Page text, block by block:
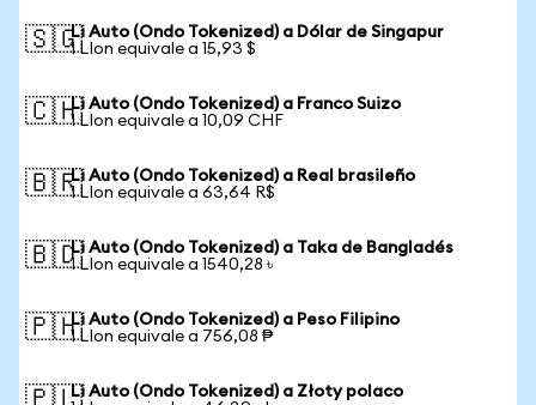
🇸🇬Li Auto (Ondo Tokenized) a Dólar de Singapur
1 LIon equivale a 15,93 $
🇨🇭Li Auto (Ondo Tokenized) a Franco Suizo
1 LIon equivale a 10,09 CHF
🇧🇷Li Auto (Ondo Tokenized) a Real brasileño
1 LIon equivale a 63,64 R$
🇧🇩Li Auto (Ondo Tokenized) a Taka de Bangladés
1 LIon equivale a 1540,28 ৳
🇵🇭Li Auto (Ondo Tokenized) a Peso Filipino
1 LIon equivale a 756,08 ₱
Li Auto (Ondo Tokenized) a Złoty polaco